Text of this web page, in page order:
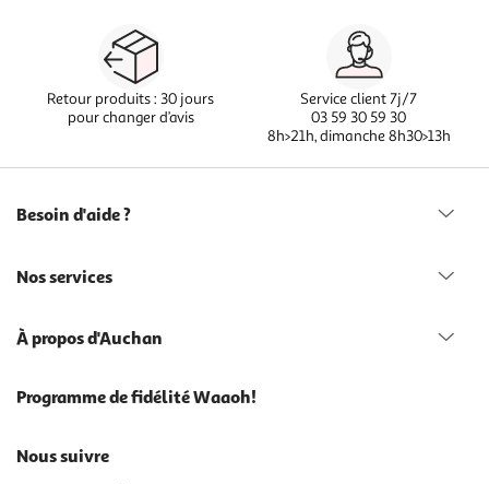
Retour produits : 30 jours
pour changer d’avis
Service client 7j/7
03 59 30 59 30
8h>21h, dimanche 8h30>13h
Besoin d'aide ?
Nos services
À propos d'Auchan
Programme de fidélité Waaoh!
Nous suivre